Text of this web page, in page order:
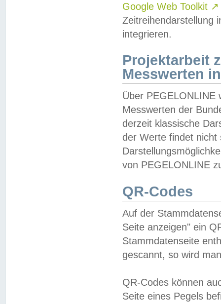
Google Web Toolkit ↗
Zeitreihendarstellung
integrieren.
Projektarbeit
Messwerten
Über PEGELONLINE
Messwerten der
derzeit klassische
der Werte findet
von PEGELONLINE
QR-Codes
Auf der
Seite anzeigen" ein
Stammdatenseite
gescannt, so wird
QR-Codes können
Seite eines Pegels